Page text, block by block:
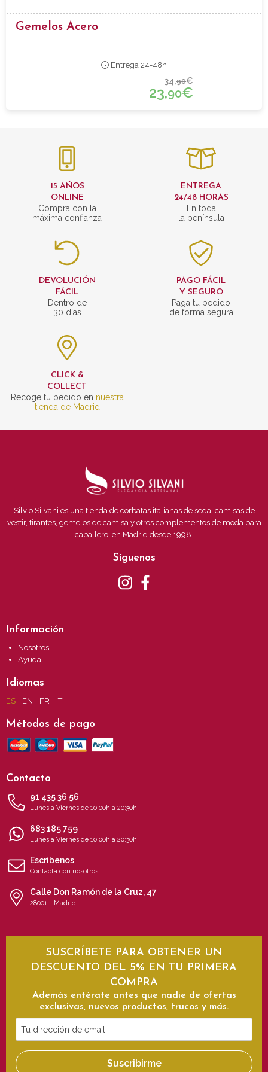
Gemelos Acero
Entrega 24-48h
34,90€
23,90€
15 AÑOS
ONLINE
Compra con la
máxima confianza
ENTREGA
24/48 HORAS
En toda
la península
DEVOLUCIÓN
FÁCIL
Dentro de
30 días
PAGO FÁCIL
Y SEGURO
Paga tu pedido
de forma segura
CLICK &
COLLECT
Recoge tu pedido en nuestra
tienda de Madrid
Silvio Silvani es una tienda de corbatas italianas de seda, camisas de
vestir, tirantes, gemelos de camisa y otros complementos de moda para
caballero, en Madrid desde 1998.
Síguenos
Información
Nosotros
Ayuda
Idiomas
ES EN FR IT
Métodos de pago
Contacto
91 435 36 56
Lunes a Viernes de 10:00h a 20:30h
683 185 759
Lunes a Viernes de 10:00h a 20:30h
Escríbenos
Contacta con nosotros
Calle Don Ramón de la Cruz, 47
28001 - Madrid
SUSCRÍBETE PARA OBTENER UN
DESCUENTO DEL 5% EN TU PRIMERA
COMPRA
Además entérate antes que nadie de ofertas
exclusivas, nuevos productos, trucos y más.
Tu
dirección
de
email
Suscribirme